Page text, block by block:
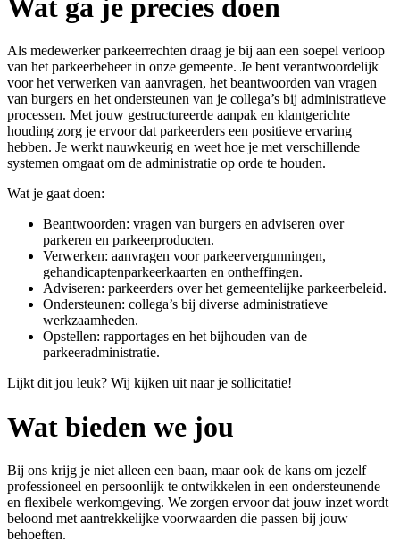
Wat ga je precies doen
Als medewerker parkeerrechten draag je bij aan een soepel verloop
van het parkeerbeheer in onze gemeente. Je bent verantwoordelijk
voor het verwerken van aanvragen, het beantwoorden van vragen
van burgers en het ondersteunen van je collega’s bij administratieve
processen. Met jouw gestructureerde aanpak en klantgerichte
houding zorg je ervoor dat parkeerders een positieve ervaring
hebben. Je werkt nauwkeurig en weet hoe je met verschillende
systemen omgaat om de administratie op orde te houden.
Wat je gaat doen:
Beantwoorden: vragen van burgers en adviseren over
parkeren en parkeerproducten.
Verwerken: aanvragen voor parkeervergunningen,
gehandicaptenparkeerkaarten en ontheffingen.
Adviseren: parkeerders over het gemeentelijke parkeerbeleid.
Ondersteunen: collega’s bij diverse administratieve
werkzaamheden.
Opstellen: rapportages en het bijhouden van de
parkeeradministratie.
Lijkt dit jou leuk? Wij kijken uit naar je sollicitatie!
Wat bieden we jou
Bij ons krijg je niet alleen een baan, maar ook de kans om jezelf
professioneel en persoonlijk te ontwikkelen in een ondersteunende
en flexibele werkomgeving. We zorgen ervoor dat jouw inzet wordt
beloond met aantrekkelijke voorwaarden die passen bij jouw
behoeften.